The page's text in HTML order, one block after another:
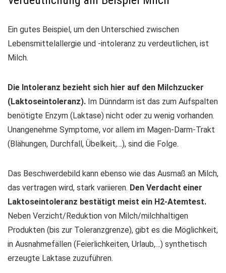
Ein gutes Beispiel, um den Unterschied zwischen
Lebensmittelallergie und -intoleranz zu verdeutlichen, ist
Milch.
Die Intoleranz bezieht sich hier auf den Milchzucker
(Laktoseintoleranz). Im Dünndarm ist das zum Aufspalten
benötigte Enzym (Laktase) nicht oder zu wenig vorhanden.
Unangenehme Symptome, vor allem im Magen-Darm-Trakt
(Blähungen, Durchfall, Übelkeit,…), sind die Folge.
Das Beschwerdebild kann ebenso wie das Ausmaß an Milch,
das vertragen wird, stark variieren. Den Verdacht einer
Laktoseintoleranz bestätigt meist ein H2-Atemtest.
Neben Verzicht/Reduktion von Milch/milchhaltigen
Produkten (bis zur Toleranzgrenze), gibt es die Möglichkeit,
in Ausnahmefällen (Feierlichkeiten, Urlaub,…) synthetisch
erzeugte Laktase zuzuführen.